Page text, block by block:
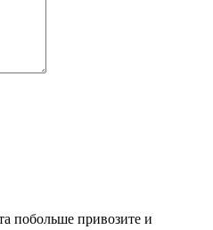
побольше привозите и